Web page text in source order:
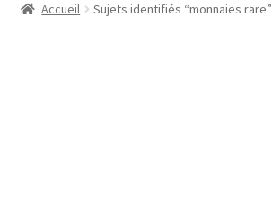
Accueil Sujets identifiés “monnaies rare”